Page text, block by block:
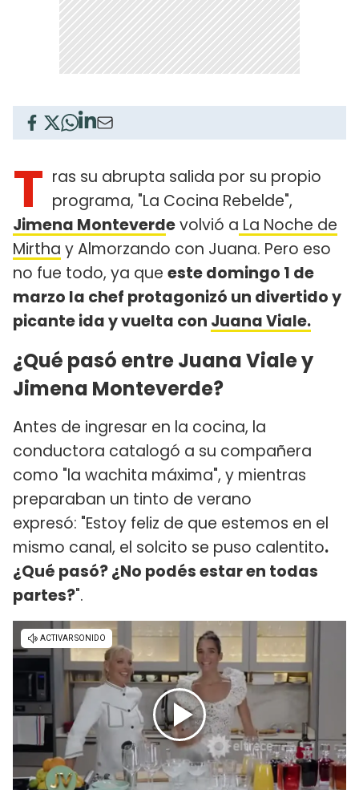
T ras su abrupta salida por su propio
programa, "La Cocina Rebelde",
Jimena Monteverdevolvió a La Noche de
Mirtha y Almorzando con Juana. Pero eso
no fue todo, ya que este domingo 1 de
marzo la chef protagonizó un divertido y
picante ida y vuelta con Juana Viale.
¿Qué pasó entre Juana Viale y
Jimena Monteverde?
Antes de ingresar en la cocina, la
conductora catalogó a su compañera
como "la wachita máxima", y mientras
preparaban un tinto de verano
expresó: "Estoy feliz de que estemos en el
mismo canal, el solcito se puso calentito.
¿Qué pasó? ¿No podés estar en todas
partes?".